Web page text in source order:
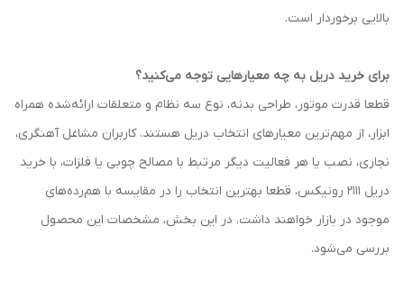
بالایی برخوردار است.
برای خرید دریل به چه معیارهایی توجه می‌کنید؟
قطعا قدرت موتور، طراحی بدنه، نوع سه نظام و متعلقات ارائه‌شده همراه
ابزار، از مهم‌ترین معیارهای انتخاب دریل هستند. کاربران مشاغل آهنگری،
نجاری، نصب یا هر فعالیت دیگر مرتبط با مصالح چوبی یا فلزات، با خرید
دریل 2111 رونیکس، قطعا بهترین انتخاب را در مقایسه با هم‌رده‌های
موجود در بازار خواهند داشت. در این بخش، مشخصات این محصول
بررسی می‌شود.